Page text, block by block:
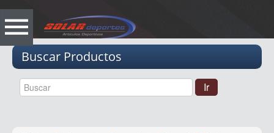
Buscar Productos